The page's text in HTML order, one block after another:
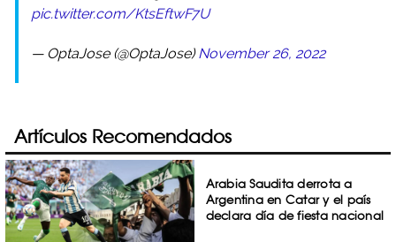
pic.twitter.com/KtsEftwF7U
— OptaJose (@OptaJose)November 26, 2022
Artículos Recomendados
Arabia Saudita derrota a
Argentina en Catar y el país
declara día de fiesta nacional